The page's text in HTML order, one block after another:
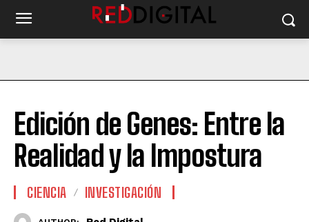
Edición de Genes: Entre la
Realidad y la Impostura
CIENCIA INVESTIGACIÓN